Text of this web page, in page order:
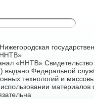
«ННТВ»
выдано Федеральной
технологий и
материалов